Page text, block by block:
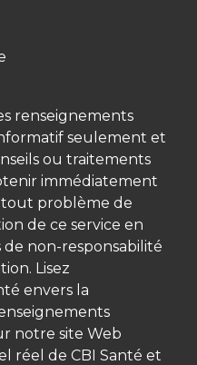
renseignements
seulement et
ou traitements
immédiatement
tout problème de
de ce service en
de non-responsabilité
Lisez
envers la
notre site Web
réel de CBI Santé et